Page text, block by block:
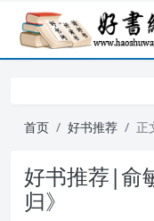
首页 好书推荐 正
好书推荐|俞
归》